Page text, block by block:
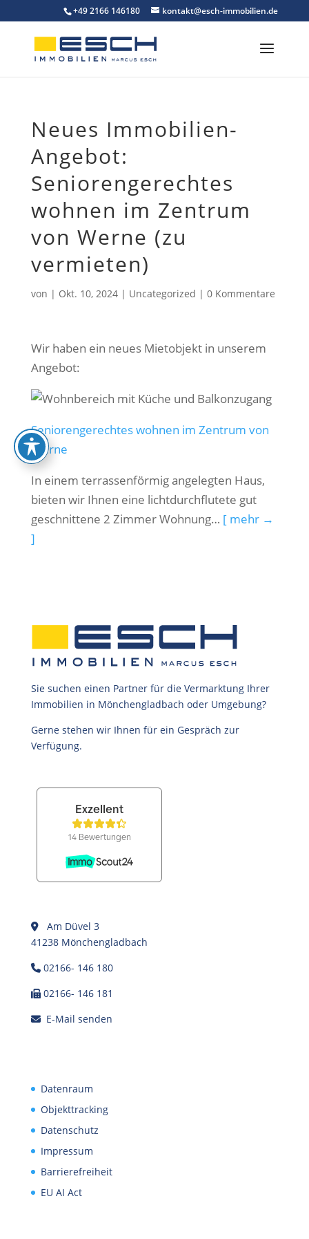
to
content
+49 2166 146180 kontakt@esch-immobilien.de
Neues Immobilien-
Angebot:
Seniorengerechtes
wohnen im Zentrum
von Werne (zu
vermieten)
von | Okt. 10, 2024| Uncategorized | 0 Kommentare
Wir haben ein neues Mietobjekt in unserem
Angebot:
Seniorengerechtes wohnen im Zentrum von
Werne
In einem terrassenförmig angelegten Haus,
bieten wir Ihnen eine lichtdurchflutete gut
geschnittene 2 Zimmer Wohnung… [ mehr →
]
Sie suchen einen Partner für die Vermarktung Ihrer
Immobilien in Mönchengladbach oder Umgebung?
Gerne stehen wir Ihnen für ein Gespräch zur
Verfügung.
Am Düvel 3
41238 Mönchengladbach
02166- 146 180
02166- 146 181
E-Mail senden
Datenraum
Objekttracking
Datenschutz
Impressum
Barrierefreiheit
EU AI Act